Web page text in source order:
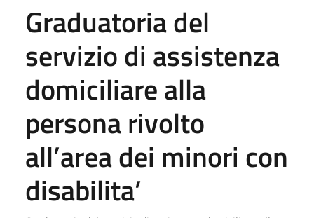
Graduatoria del
servizio di assistenza
domiciliare alla
persona rivolto
all’area dei minori con
disabilita’